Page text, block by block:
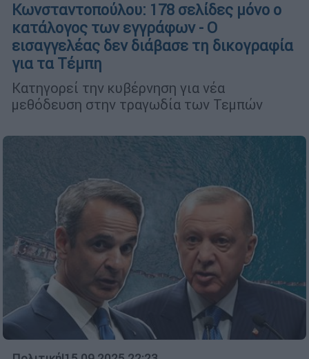
Κωνσταντοπούλου: 178 σελίδες μόνο ο
κατάλογος των εγγράφων - Ο
εισαγγελέας δεν διάβασε τη δικογραφία
για τα Τέμπη
Κατηγορεί την κυβέρνηση για νέα
μεθόδευση στην τραγωδία των Τεμπών